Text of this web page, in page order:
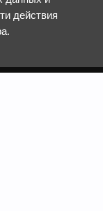
действия